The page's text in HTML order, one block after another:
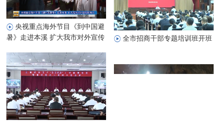
央视重点海外节目《到中国避
暑》走进本溪 扩大我市对外宣传
全市招商干部专题培训班开班